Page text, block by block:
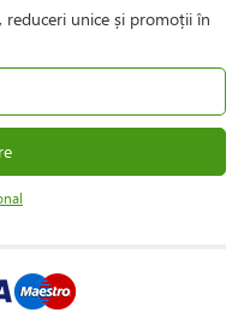
unice și promoții în